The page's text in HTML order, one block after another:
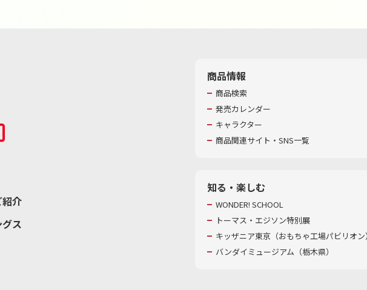
介
ス
商品情報
商品検索
発売カレンダー
キャラクター
商品関連サイト・SNS一覧
知る・楽しむ
WONDER! SCHOOL
トーマス・エジソン特別展
キッザニア東京（おもちゃ工場パビリオ
バンダイミュージアム（栃木県）